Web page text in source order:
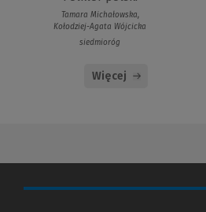
Tamara Michałowska,
Kołodziej-Agata Wójcicka
siedmioróg
Więcej